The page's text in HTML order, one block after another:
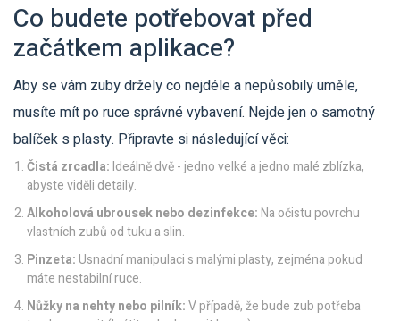
Co budete potřebovat před
začátkem aplikace?
Aby se vám zuby držely co nejdéle a nepůsobily uměle,
musíte mít po ruce správné vybavení. Nejde jen o samotný
balíček s plasty. Připravte si následující věci:
Čistá zrcadla:Ideálně dvě - jedno velké a jedno malé zblízka,
abyste viděli detaily.
Alkoholová ubrousek nebo dezinfekce:Na očistu povrchu
vlastních zubů od tuku a slin.
Pinzeta:Usnadní manipulaci s malými plasty, zejména pokud
máte nestabilní ruce.
Nůžky na nehty nebo pilník:V případě, že bude zub potřeba